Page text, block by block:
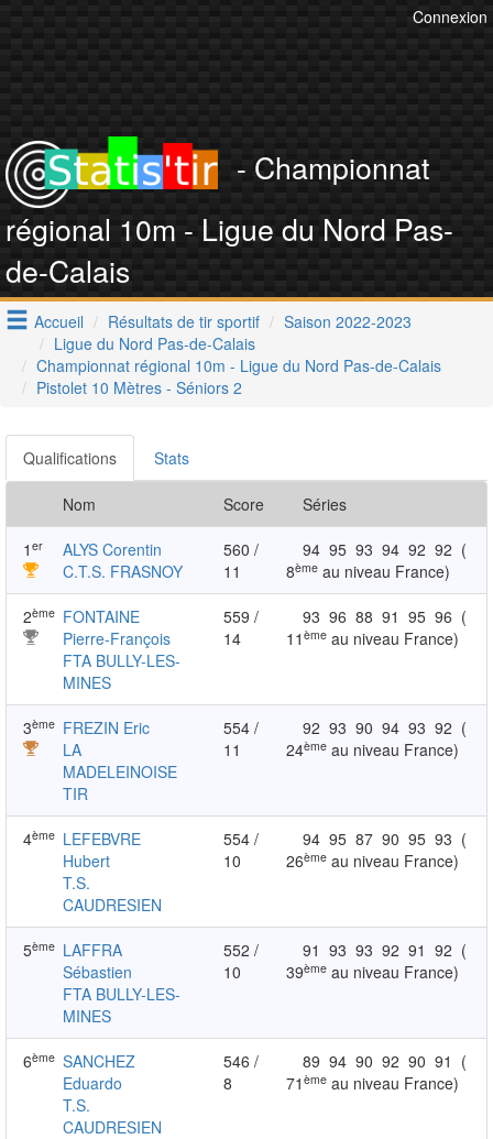
Connexion
- Championnat
régional 10m - Ligue du Nord Pas-
de-Calais
Accueil Résultats de tir sportif
Saison 2022-2023
Ligue du Nord Pas-de-Calais
Championnat régional 10m - Ligue du Nord Pas-de-Calais
Pistolet 10 Mètres - Séniors 2
Qualifications Stats
Nom Score Séries
1 er
ALYS Corentin
C.T.S. FRASNOY
560 /
11
94 95 93 94 92 92 (
8ème au niveau France)
2ème FONTAINE
Pierre-François
FTA BULLY-LES-
MINES
559 /
14
93 96 88 91 95 96 (
11ème au niveau France)
3ème FREZIN Eric
LA
MADELEINOISE
TIR
554 /
11
92 93 90 94 93 92 (
24ème au niveau France)
4ème LEFEBVRE
Hubert
T.S.
CAUDRESIEN
554 /
10
94 95 87 90 95 93 (
26ème au niveau France)
5ème LAFFRA
Sébastien
FTA BULLY-LES-
MINES
552 /
10
91 93 93 92 91 92 (
39ème au niveau France)
6ème SANCHEZ
Eduardo
T.S.
CAUDRESIEN
546 /
8
89 94 90 92 90 91 (
71ème au niveau France)